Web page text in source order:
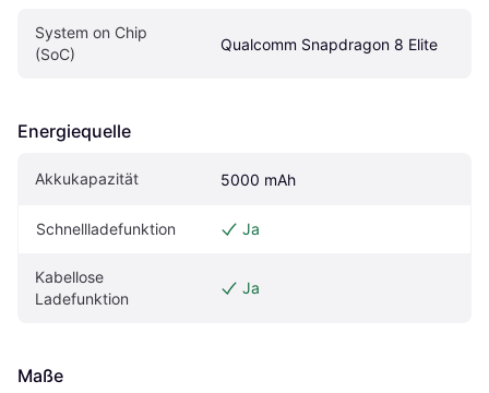
System on Chip
(SoC)
Qualcomm Snapdragon 8 Elite
Energiequelle
Akkukapazität 5000 mAh
Schnellladefunktion Ja
Kabellose
Ladefunktion
Ja
Maße